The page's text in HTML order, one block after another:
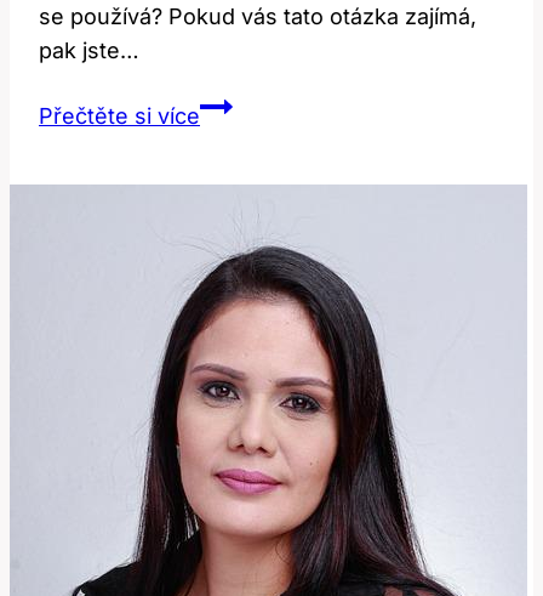
se používá? Pokud vás tato otázka zajímá,
pak jste…
Přečtěte si víceTill:
Význam
a
Použití
v
Angličtině?